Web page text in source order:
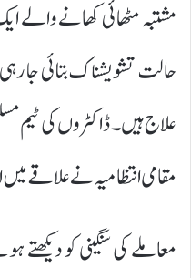
مشتبہ مٹھائی کھانے والے
حالت تشویشناک بتائی جا
علاج ہیں۔ ڈاکٹروں کی ٹیم
مقامی انتظامیہ نے علاقے
معاملے کی سنگینی کو